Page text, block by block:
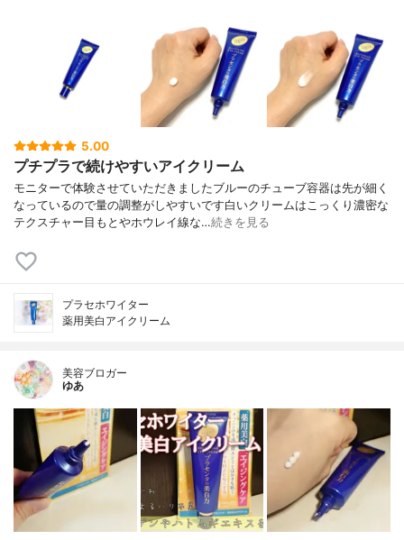
5.00
プチプラで続けやすいアイクリーム
モニターで体験させていただきましたブルーのチューブ容器は先が細く
なっているので量の調整がしやすいです白いクリームはこっくり濃密な
テクスチャー目もとやホウレイ線な…続きを見る
プラセホワイター
薬用美白アイクリーム
美容ブロガー
ゆあ